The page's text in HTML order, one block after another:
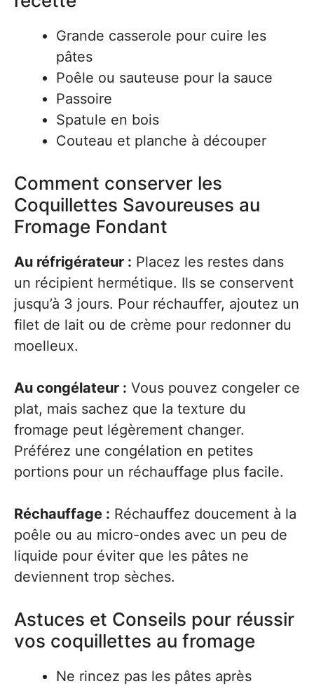
Grande casserole pour cuire les
pâtes
Poêle ou sauteuse pour la sauce
Passoire
Spatule en bois
Couteau et planche à découper
Comment conserver les
Coquillettes Savoureuses au
Fromage Fondant
Au réfrigérateur : Placez les restes dans
un récipient hermétique. Ils se conservent
jusqu’à 3 jours. Pour réchauffer, ajoutez un
filet de lait ou de crème pour redonner du
moelleux.
Au congélateur : Vous pouvez congeler ce
plat, mais sachez que la texture du
fromage peut légèrement changer.
Préférez une congélation en petites
portions pour un réchauffage plus facile.
Réchauffage : Réchauffez doucement à la
poêle ou au micro-ondes avec un peu de
liquide pour éviter que les pâtes ne
deviennent trop sèches.
Astuces et Conseils pour réussir
vos coquillettes au fromage
Ne rincez pas les pâtes après